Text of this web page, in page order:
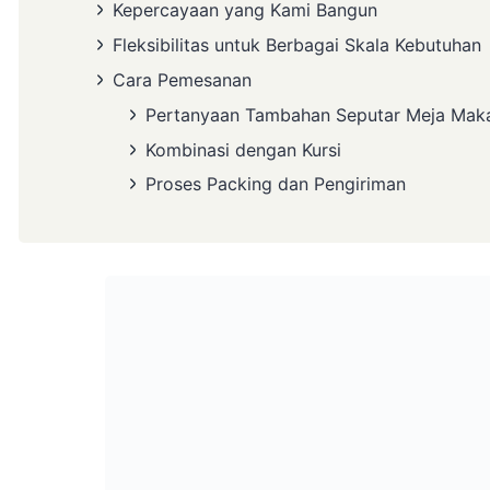
Kepercayaan yang Kami Bangun
Fleksibilitas untuk Berbagai Skala Kebutuhan
Cara Pemesanan
Pertanyaan Tambahan Seputar Meja
Kombinasi dengan Kursi
Proses Packing dan Pengiriman